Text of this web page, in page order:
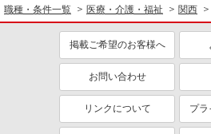
未経験歓迎
ミド
副業・WワークOK
交通
産休
社員登用あり
職種・条件一覧 医療・介護・福祉 関西
掲載ご希望のお客様へ
お問い合わせ
リンクについて プラ